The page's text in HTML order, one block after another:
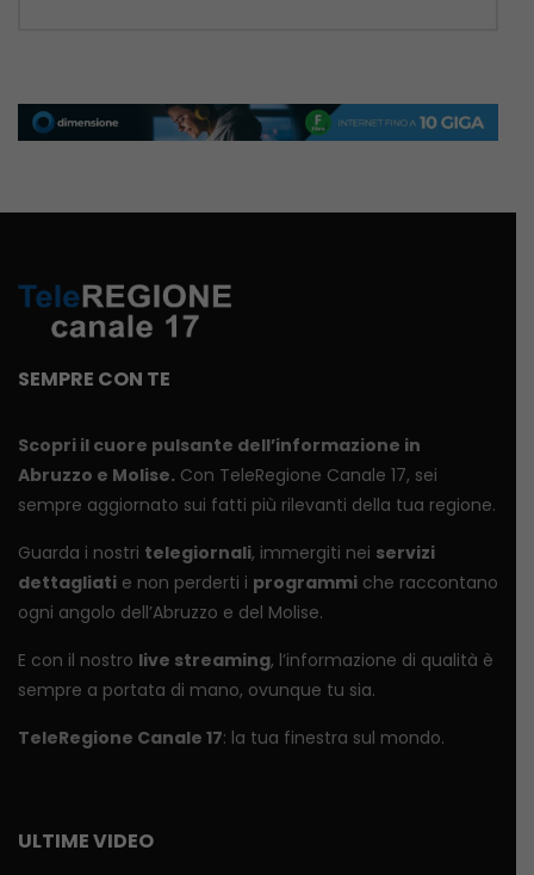
SEMPRE CON TE
Scopri il cuore pulsante dell’informazione in
Abruzzo e Molise. Con TeleRegione Canale 17, sei
sempre aggiornato sui fatti più rilevanti della tua regione.
Guarda i nostri telegiornali, immergiti nei servizi
dettagliati e non perderti i programmi che raccontano
ogni angolo dell’Abruzzo e del Molise.
E con il nostro live streaming, l’informazione di qualità è
sempre a portata di mano, ovunque tu sia.
TeleRegione Canale 17: la tua finestra sul mondo.
ULTIME VIDEO